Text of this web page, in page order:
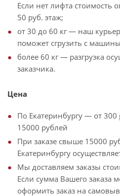
Если нет лифта стоимость
50 руб. этаж;
от 30 до 60 кг — наш
поможет сгрузить с
более 60 кг — разгрузка
заказчика.
Цена
По Екатеринбургу — от 300
15000 рублей
При заказе свыше 15000
Екатеринбургу
Мы доставляем заказы
Если сумма Вашего заказа
оформить заказ на